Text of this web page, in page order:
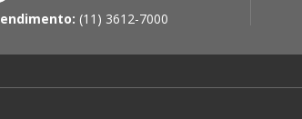
(11) 3612-7000